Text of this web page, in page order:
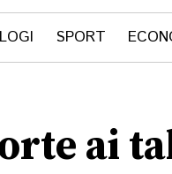
SPORT
ai